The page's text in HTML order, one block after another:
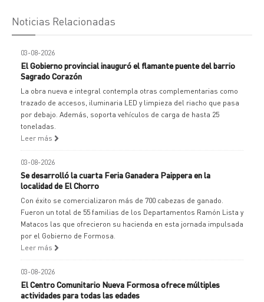
Noticias Relacionadas
03-08-2026
El Gobierno provincial inauguró el flamante puente del barrio
Sagrado Corazón
La obra nueva e integral contempla otras complementarias como
trazado de accesos, iluminaria LED y limpieza del riacho que pasa
por debajo. Además, soporta vehículos de carga de hasta 25
toneladas.
Leer más
03-08-2026
Se desarrolló la cuarta Feria Ganadera Paippera en la
localidad de El Chorro
Con éxito se comercializaron más de 700 cabezas de ganado.
Fueron un total de 55 familias de los Departamentos Ramón Lista y
Matacos las que ofrecieron su hacienda en esta jornada impulsada
por el Gobierno de Formosa.
Leer más
03-08-2026
El Centro Comunitario Nueva Formosa ofrece múltiples
actividades para todas las edades